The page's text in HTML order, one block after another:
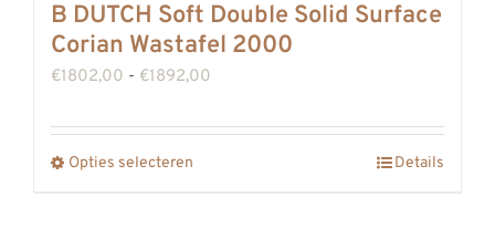
productpagina
variaties.
kan
B DUTCH Soft Double Solid Surface
Corian Wastafel 2000
€1802,00 - €1892,00
Opties selecteren Details